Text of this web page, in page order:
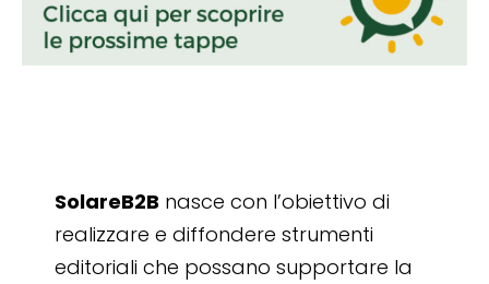
SolareB2B nasce con l’obiettivo di
realizzare e diffondere strumenti
editoriali che possano supportare la